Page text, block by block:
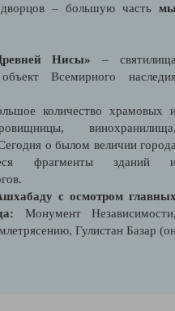
дворцов – большую часть
Нисы» –
Всемирного
количество храмовых
о былом величии
фрагменты зданий
с осмотром
Монумент
Гулистан Базар